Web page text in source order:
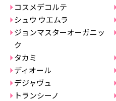
コスメデコルテ
シュウ ウエムラ
ジョンマスターオーガニッ
ク
タカミ
ディオール
デジャヴュ
トランシーノ